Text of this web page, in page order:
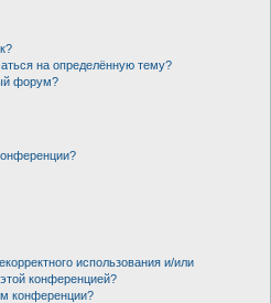
на определённую тему?
форум?
использования и/или
конференцией?
конференции?